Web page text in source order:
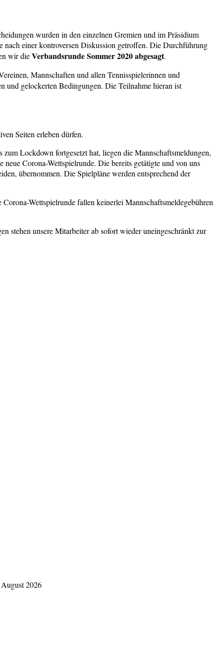
wurden in den einzelnen Gremien und im Präsidium
nach einer kontroversen Diskussion getroffen. Die Durchführung
wir dieVerbandsrunde Sommer 2020 abgesagt.
Mannschaften und allen Tennisspielerinnen und
und gelockerten Bedingungen. Die Teilnahme hieran ist
Seiten erleben dürfen.
zum Lockdown fortgesetzt hat, liegen die Mannschaftsmeldungen,
Corona-Wettspielrunde. Die bereits getätigte und von uns
übernommen. Die Spielpläne werden entsprechend der
Wettspielrunde fallen keinerlei Mannschaftsmeldegebühren
stehen unsere Mitarbeiter ab sofort wieder uneingeschränkt zur
2026